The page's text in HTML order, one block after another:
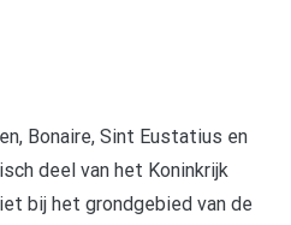
Bonaire, Sint Eustatius en
deel van het Koninkrijk
bij het grondgebied van de